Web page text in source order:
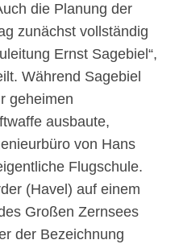
die Planung der
zunächst vollständig
Ernst Sagebiel“,
Während Sagebiel
geheimen
ausbaute,
von Hans
Flugschule.
(Havel) auf einem
Großen Zernsees
der Bezeichnung